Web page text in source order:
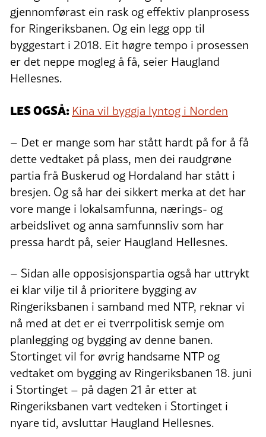
gjennomførast ein rask og effektiv planprosess
for Ringeriksbanen. Og ein legg opp til
byggestart i 2018. Eit høgre tempo i prosessen
er det neppe mogleg å få, seier Haugland
Hellesnes.
LES OGSÅ: Kina vil byggja lyntog i Norden
– Det er mange som har stått hardt på for å få
dette vedtaket på plass, men dei raudgrøne
partia frå Buskerud og Hordaland har stått i
bresjen. Og så har dei sikkert merka at det har
vore mange i lokalsamfunna, nærings- og
arbeidslivet og anna samfunnsliv som har
pressa hardt på, seier Haugland Hellesnes.
– Sidan alle opposisjonspartia også har uttrykt
ei klar vilje til å prioritere bygging av
Ringeriksbanen i samband med NTP, reknar vi
nå med at det er ei tverrpolitisk semje om
planlegging og bygging av denne banen.
Stortinget vil for øvrig handsame NTP og
vedtaket om bygging av Ringeriksbanen 18. juni
i Stortinget – på dagen 21 år etter at
Ringeriksbanen vart vedteken i Stortinget i
nyare tid, avsluttar Haugland Hellesnes.